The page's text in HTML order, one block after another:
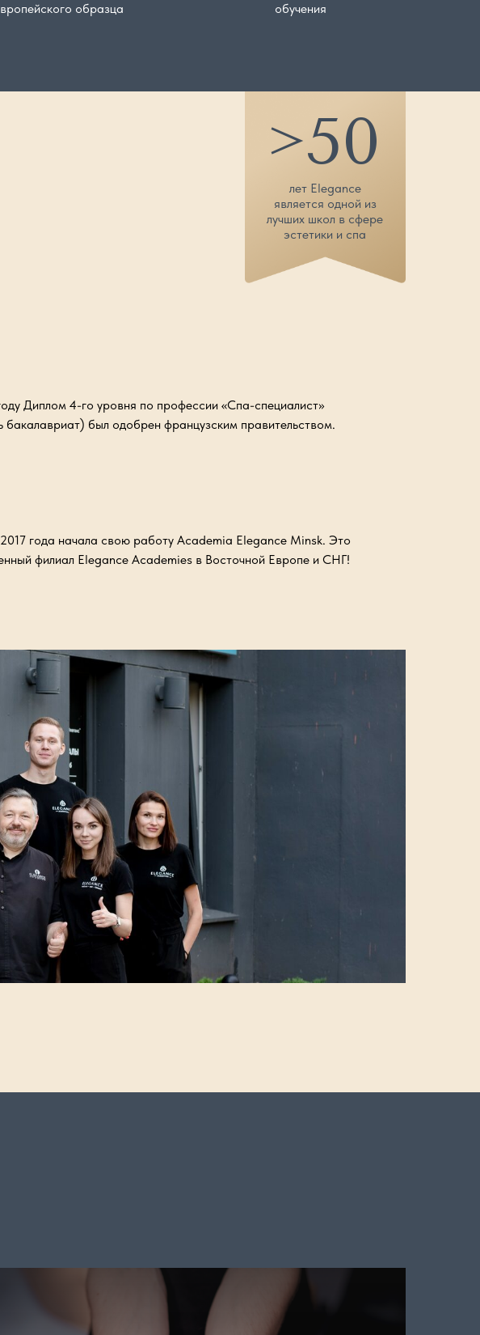
образца
обучения
50
>
лет Elegance
является одной из
лучших школ в сфере
эстетики и спа
Диплом 4-го уровня по профессии «Спа-специалист»
бакалавриат) был одобрен французским правительством.
года начала свою работу Academia Elegance Minsk. Это
филиал Elegance Academies в Восточной Европе и СНГ!